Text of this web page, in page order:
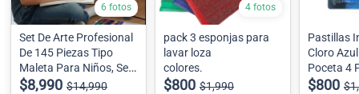
6 fotos
Set De Arte Profesional
De 145 Piezas Tipo
Maleta Para Niños, Se
envía diseño surtidos
$8,990 $14,990
4 fotos
pack 3 esponjas para
lavar loza
colores.
$800 $1,990
Pastillas
Cloro
Poceta 4
$800